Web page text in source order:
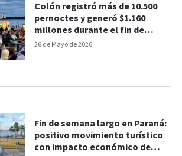
26 de Mayo de 2026
Colón registró más de 10.500
pernoctes y generó $1.160
millones durante el fin de
semana largo
Fin de semana largo en Paraná:
positivo movimiento turístico
con impacto económico de